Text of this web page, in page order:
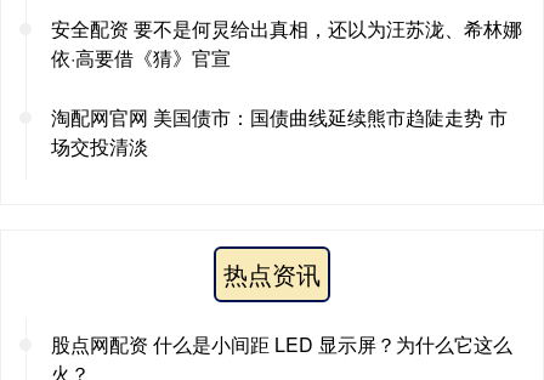
安全配资 要不是何炅给出真相，还以为汪苏泷、希林娜
依·高要借《猜》官宣
淘配网官网 美国债市：国债曲线延续熊市趋陡走势 市
场交投清淡
热点资讯
股点网配资 什么是小间距 LED 显示屏？为什么它这么
火？